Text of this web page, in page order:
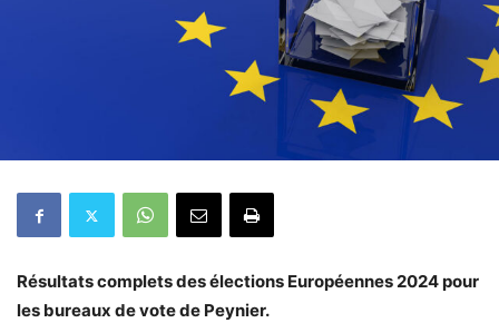
Résultats complets des élections Européennes 2024 pour
les bureaux de vote de Peynier.